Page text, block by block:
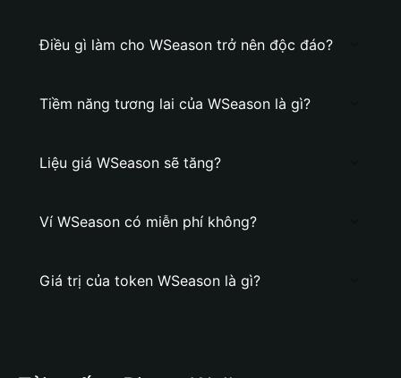
Điều gì làm cho WSeason trở nên độc đáo?
Tiềm năng tương lai của WSeason là gì?
Liệu giá WSeason sẽ tăng?
Ví WSeason có miễn phí không?
Giá trị của token WSeason là gì?